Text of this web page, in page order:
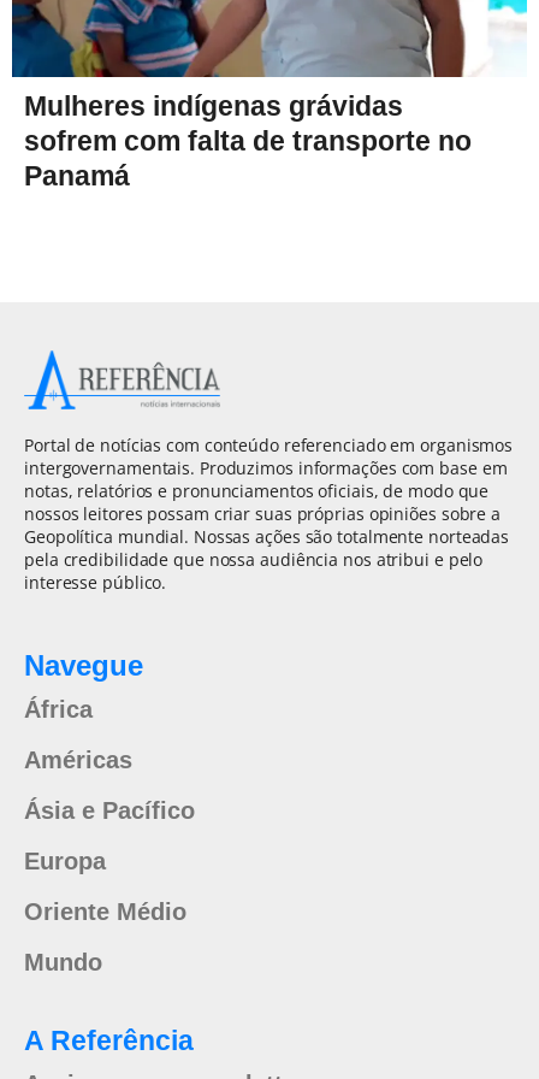
Mulheres indígenas grávidas
sofrem com falta de transporte no
Panamá
Portal de notícias com conteúdo referenciado em organismos
intergovernamentais. Produzimos informações com base em
notas, relatórios e pronunciamentos oficiais, de modo que
nossos leitores possam criar suas próprias opiniões sobre a
Geopolítica mundial. Nossas ações são totalmente norteadas
pela credibilidade que nossa audiência nos atribui e pelo
interesse público.
Navegue
África
Américas
Ásia e Pacífico
Europa
Oriente Médio
Mundo
A Referência